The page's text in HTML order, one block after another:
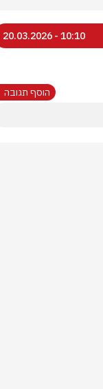
10:10 - 20.03.2026
הוסף תגובה